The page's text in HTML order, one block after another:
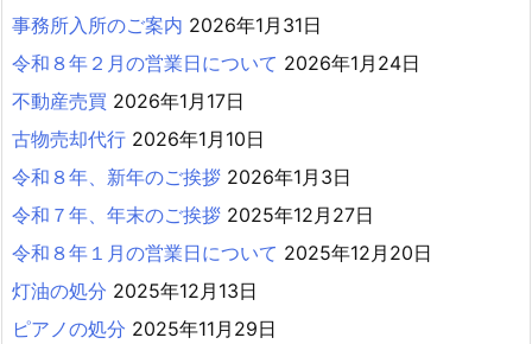
事務所入所のご案内 2026年1月31日
令和８年２月の営業日について 2026年1月24日
不動産売買 2026年1月17日
古物売却代行 2026年1月10日
令和８年、新年のご挨拶 2026年1月3日
令和７年、年末のご挨拶 2025年12月27日
令和８年１月の営業日について 2025年12月20日
灯油の処分 2025年12月13日
ピアノの処分 2025年11月29日